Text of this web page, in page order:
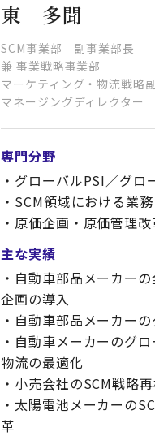
東 多聞
SCM事業部 副事業部長
兼 事業戦略事業部
マーケティング・物流戦略
マネージングディレクター
専門分野
・グローバルPSI／グロ
・SCM領域における業
・原価企画・原価管理改
主な実績
・自動車部品メーカー
企画の導入
・自動車部品メーカー
・自動車メーカーのグ
物流の最適化
・小売会社のSCM戦略
・太陽電池メーカーの
革